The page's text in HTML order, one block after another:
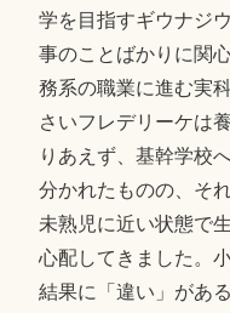
学を目指すギウナジ
事のことばかりに関
務系の職業に進む実
さいフレデリーケは
りあえず、基幹学校
分かれたものの、そ
未熟児に近い状態で
心配してきました。
結果に「違い」があ